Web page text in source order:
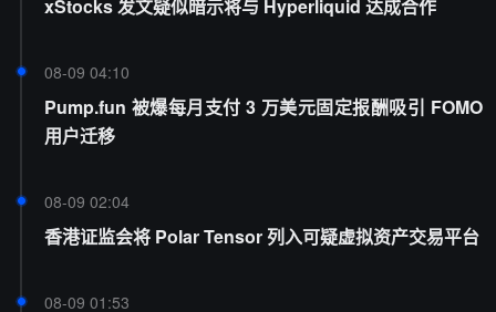
xStocks 发文疑似暗示将与 Hyperliquid 达成合作
08-09 04:10
Pump.fun 被爆每月支付 3 万美元固定报酬吸引 FOMO
用户迁移
08-09 02:04
香港证监会将 Polar Tensor 列入可疑虚拟资产交易平台
08-09 01:53